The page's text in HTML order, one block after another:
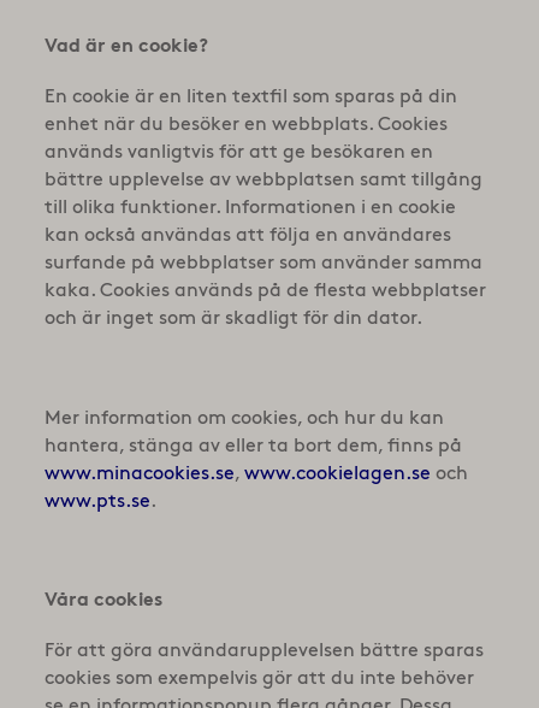
Vad är en cookie?
En cookie är en liten textfil som sparas på din
enhet när du besöker en webbplats. Cookies
används vanligtvis för att ge besökaren en
bättre upplevelse av webbplatsen samt tillgång
till olika funktioner. Informationen i en cookie
kan också användas att följa en användares
surfande på webbplatser som använder samma
kaka. Cookies används på de flesta webbplatser
och är inget som är skadligt för din dator.
Mer information om cookies, och hur du kan
hantera, stänga av eller ta bort dem, finns på
www.minacookies.se, www.cookielagen.se och
www.pts.se.
Våra cookies
För att göra användarupplevelsen bättre sparas
cookies som exempelvis gör att du inte behöver